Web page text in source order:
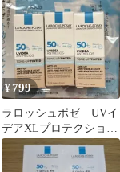
¥ 799
ラロッシュポゼ UVイ
デアXLプロテクション
トーンアップティン
ト サンプル 3個